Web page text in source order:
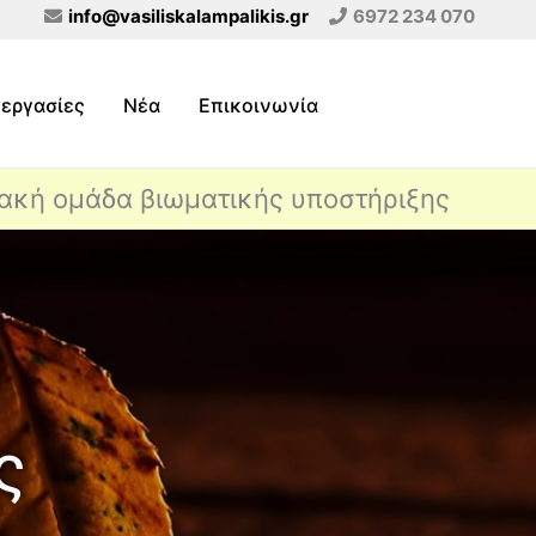
info@vasiliskalampalikis.gr 6972 234 070
Νέα Επικοινωνία
ομάδα βιωματικής υποστήριξης